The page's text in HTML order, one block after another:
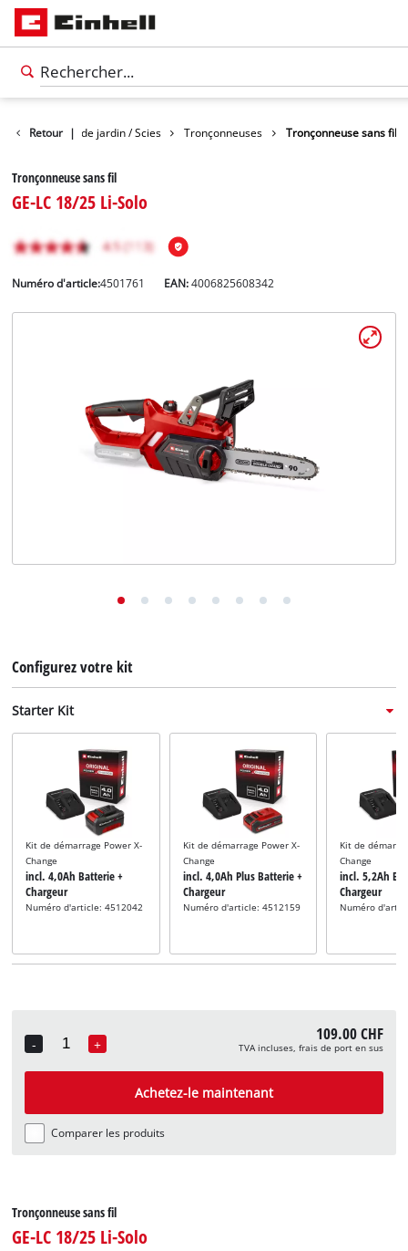
Retour |
Cisailles de jardin / Scies Tronçonneuses Tronçonneuse sans fil
Tronçonneuse sans fil
GE-LC 18/25 Li-Solo
Numéro d'article:4501761 EAN:4006825608342
Configurez votre kit
Starter Kit
Kit de démarrage Power X-
Change
incl. 4,0Ah Batterie +
Chargeur
Numéro d'article: 4512042
Kit de démarrage Power X-
Change
incl. 4,0Ah Plus Batterie +
Chargeur
Numéro d'article: 4512159
Kit de
Change
incl. 5,2Ah
Chargeur
Numéro
-
Quantity
+ 109.00 CHF
TVA incluses, frais de port en sus
Achetez-le maintenant
Comparer les produits
Tronçonneuse sans fil
GE-LC 18/25 Li-Solo